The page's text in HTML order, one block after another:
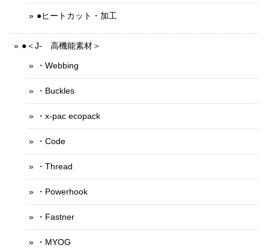
●ヒートカット・加工
●＜J- 高機能素材＞
・Webbing
・Buckles
・x-pac ecopack
・Code
・Thread
・Powerhook
・Fastner
・MYOG